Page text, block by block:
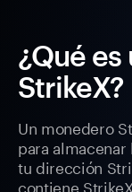
¿Qué
StrikeX?
Un monedero
para
tu dirección
contiene